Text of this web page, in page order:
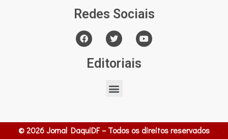
Redes Sociais
Editoriais
© 2026 Jornal DaquiDF – Todos os direitos reservados